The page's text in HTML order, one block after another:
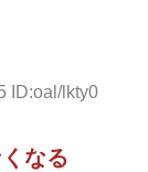
ID:oal/lkty0
なる